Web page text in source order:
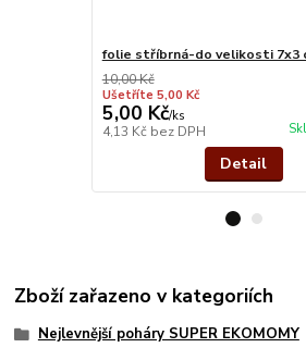
folie stříbrná-do velikosti 7x3
10,00 Kč
Ušetříte 5,00 Kč
5,00 Kč/ks
4,13 Kč bez DPH
Detail
Zboží zařazeno v kategoriích
Nejlevnější poháry SUPER EKOMOMY